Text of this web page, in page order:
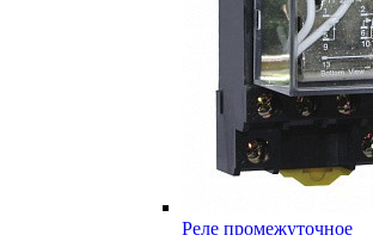
Реле промежуточное